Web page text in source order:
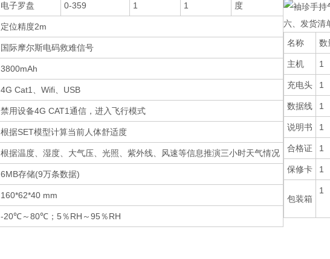
电子罗盘 0-359 1 1 度
定位精度2m
国际摩尔斯电码救难信号
3800mAh
4G Cat1、Wifi、USB
禁用设备4G CAT1通信，进入飞行模式
根据SET模型计算当前人体舒适度
根据温度、湿度、大气压、光照、紫外线、风速等信息推演三小时天气情况
6MB存储(9万条数据)
160*62*40 mm
-20℃～80℃；5％RH～95％RH
六、发货清
名称
数
主机 1
充电头 1
数据线 1
说明书 1
合格证 1
保修卡 1
包装箱
1